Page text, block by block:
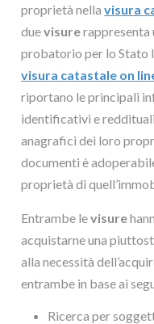
proprietà nellavisura
duevisurerappresenta
probatorio per lo Stato
visura catastale on
riportano le principali
identificativi e
anagrafici dei loro
documenti è
proprietà di
Entrambe levisure
acquistarne una
alla necessità
entrambe in base ai
Ricerca per